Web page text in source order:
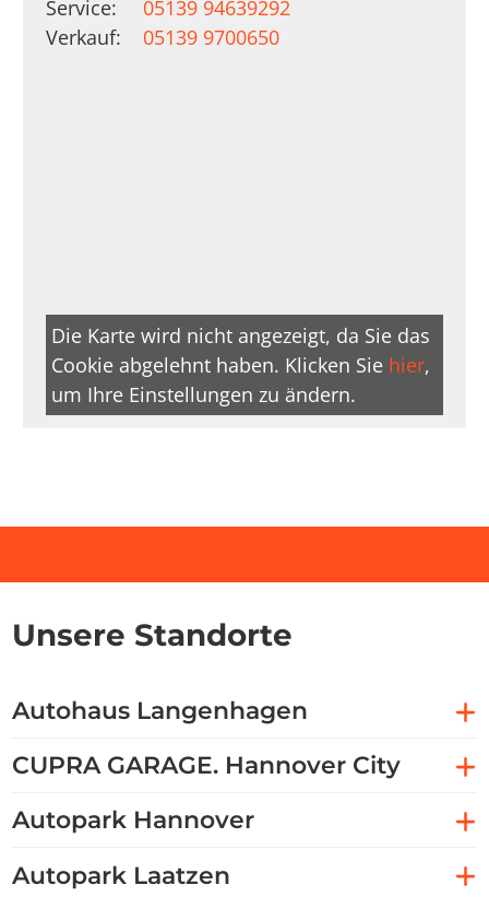
Service:
05139 94639292
Verkauf:
05139 9700650
Die Karte wird nicht angezeigt, da Sie das
Cookie abgelehnt haben. Klicken Sie hier,
um Ihre Einstellungen zu ändern.
Unsere Standorte
Autohaus Langenhagen
CUPRA GARAGE. Hannover City
Autopark Hannover
Autopark Laatzen